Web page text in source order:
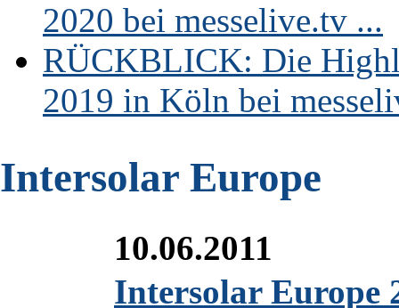
2020 bei messelive.tv ...
RÜCKBLICK: Die
2019 in Köln bei
Intersolar Europe
10.06.2011
Intersolar Europe